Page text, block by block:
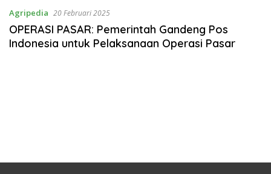
Agripedia 20 Februari 2025
OPERASI PASAR: Pemerintah Gandeng Pos
Indonesia untuk Pelaksanaan Operasi Pasar